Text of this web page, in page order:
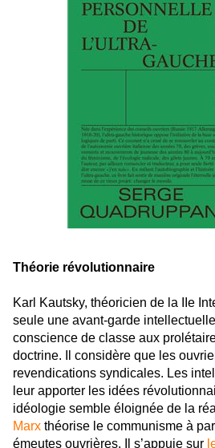
Théorie révolutionnaire
Karl Kautsky, théoricien de la IIe
seule une avant-garde
conscience de classe aux
doctrine. Il considère que les
revendications syndicales. Les
leur apporter les idées
idéologie semble éloignée de la
Marx théorise le communisme à
émeutes ouvrières. Il s’appuie sur